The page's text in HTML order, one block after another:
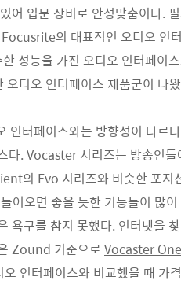
어 입문 장비로 안성맞춤이다.
의 대표적인 오디오 인
성능을 가진 오디오 인터페이
디오 인터페이스 제품군이 나
터페이스와는 방향성이 다르
다. Vocaster 시리즈는 방송인
의 Evo 시리즈와 비슷한 포지
어오면 좋을 듯한 기능들이 많
욕구를 참지 못했다. 인터넷을
Zound 기준으로 Vocaster
인터페이스와 비교했을 때 가